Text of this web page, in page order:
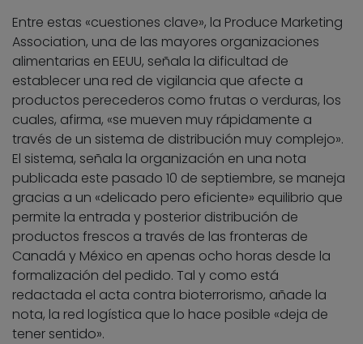
Entre estas «cuestiones clave», la Produce Marketing
Association, una de las mayores organizaciones
alimentarias en EEUU, señala la dificultad de
establecer una red de vigilancia que afecte a
productos perecederos como frutas o verduras, los
cuales, afirma, «se mueven muy rápidamente a
través de un sistema de distribución muy complejo».
El sistema, señala la organización en una nota
publicada este pasado 10 de septiembre, se maneja
gracias a un «delicado pero eficiente» equilibrio que
permite la entrada y posterior distribución de
productos frescos a través de las fronteras de
Canadá y México en apenas ocho horas desde la
formalización del pedido. Tal y como está
redactada el acta contra bioterrorismo, añade la
nota, la red logística que lo hace posible «deja de
tener sentido».